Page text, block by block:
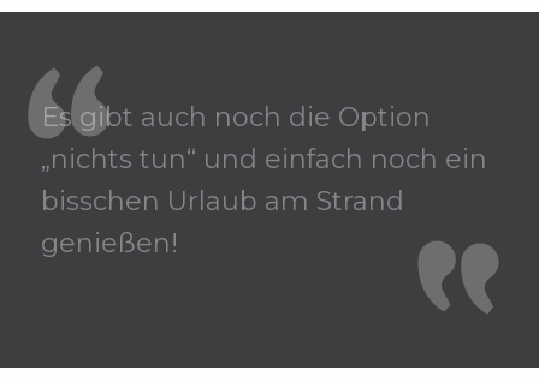
Es gibt auch noch die Option
„nichts tun“ und einfach noch ein
bisschen Urlaub am Strand
genießen!